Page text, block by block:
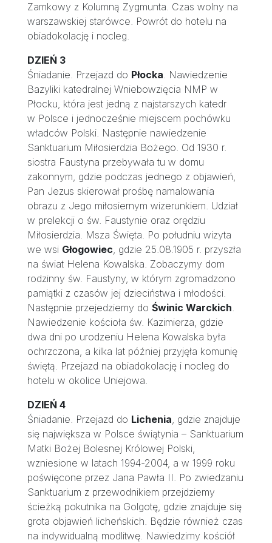
Zamkowy z Kolumną Zygmunta. Czas wolny na
warszawskiej starówce. Powrót do hotelu na
obiadokolację i nocleg.
DZIEŃ 3
Śniadanie. Przejazd do Płocka. Nawiedzenie
Bazyliki katedralnej Wniebowzięcia NMP w
Płocku, która jest jedną z najstarszych katedr
w Polsce i jednocześnie miejscem pochówku
władców Polski. Następnie nawiedzenie
Sanktuarium Miłosierdzia Bożego. Od 1930 r.
siostra Faustyna przebywała tu w domu
zakonnym, gdzie podczas jednego z objawień,
Pan Jezus skierował prośbę namalowania
obrazu z Jego miłosiernym wizerunkiem. Udział
w prelekcji o św. Faustynie oraz orędziu
Miłosierdzia. Msza Święta. Po południu wizyta
we wsi Głogowiec, gdzie 25.08.1905 r. przyszła
na świat Helena Kowalska. Zobaczymy dom
rodzinny św. Faustyny, w którym zgromadzono
pamiątki z czasów jej dzieciństwa i młodości.
Następnie przejedziemy do Świnic Warckich.
Nawiedzenie kościoła św. Kazimierza, gdzie
dwa dni po urodzeniu Helena Kowalska była
ochrzczona, a kilka lat później przyjęła komunię
świętą. Przejazd na obiadokolację i nocleg do
hotelu w okolice Uniejowa.
DZIEŃ 4
Śniadanie. Przejazd do Lichenia, gdzie znajduje
się największa w Polsce świątynia – Sanktuarium
Matki Bożej Bolesnej Królowej Polski,
wzniesione w latach 1994-2004, a w 1999 roku
poświęcone przez Jana Pawła II. Po zwiedzaniu
Sanktuarium z przewodnikiem przejdziemy
ścieżką pokutnika na Golgotę, gdzie znajduje się
grota objawień licheńskich. Będzie również czas
na indywidualną modlitwę. Nawiedzimy kościół